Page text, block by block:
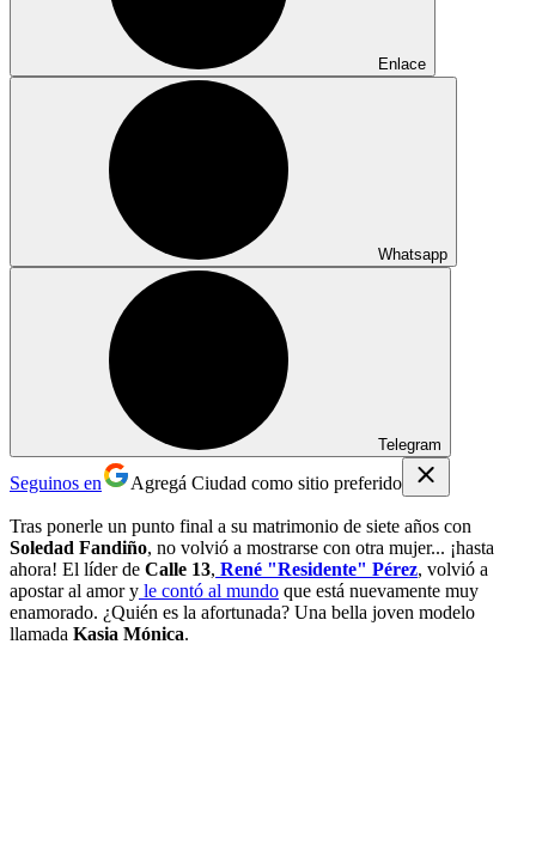
Enlace
Whatsapp
Telegram
Seguinos en Agregá Ciudad como sitio preferido
Tras ponerle un punto final a su matrimonio de siete años con
Soledad Fandiño, no volvió a mostrarse con otra mujer... ¡hasta
ahora! El líder de Calle 13, René "Residente" Pérez, volvió a
apostar al amor y le contó al mundo que está nuevamente muy
enamorado. ¿Quién es la afortunada? Una bella joven modelo
llamada Kasia Mónica.